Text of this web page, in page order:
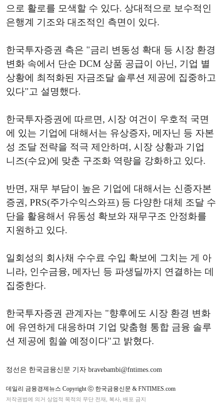
으로 활로를 모색할 수 있다. 상대적으로 보수적인
은행계 기조와 대조적인 측면이 있다.
한국투자증권 측은 "금리 변동성 확대 등 시장 환경
변화 속에서 단순 DCM 상품 공급이 아닌, 기업 별
상황에 최적화된 자금조달 솔루션 제공에 집중하고
있다"고 설명했다.
한국투자증권에 따르면, 시장 여건이 우호적 국면
에 있는 기업에 대해서는 유상증자, 메자닌 등 자본
성 조달 전략을 적극 제안하며, 시장 상황과 기업
니즈(수요)에 맞춘 구조화 역량을 강화하고 있다.
반면, 재무 부담이 높은 기업에 대해서는 신종자본
증권, PRS(주가수익스와프) 등 다양한 대체 조달 수
단을 활용해서 유동성 확보와 재무구조 안정화를
지원하고 있다.
일회성의 회사채 수수료 수입 확보에 그치는 게 아
니라, 인수금융, 메자닌 등 파생딜까지 연결하는 데
집중한다.
한국투자증권 관계자는 "향후에도 시장 환경 변화
에 유연하게 대응하며 기업 맞춤형 통합 금융 솔루
션 제공에 힘쓸 예정이다"고 밝혔다.
정선은 한국금융신문 기자 bravebambi@fntimes.com
데일리 금융경제뉴스 Copyright ⓒ 한국금융신문 & FNTIMES.com
저작권법에 의거 상업적 목적의 무단 전재, 복사, 배포 금지